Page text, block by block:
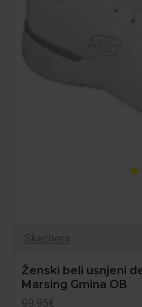
Skechers
Ženski beli usnjeni
Marsing Gmina OB
99.95€